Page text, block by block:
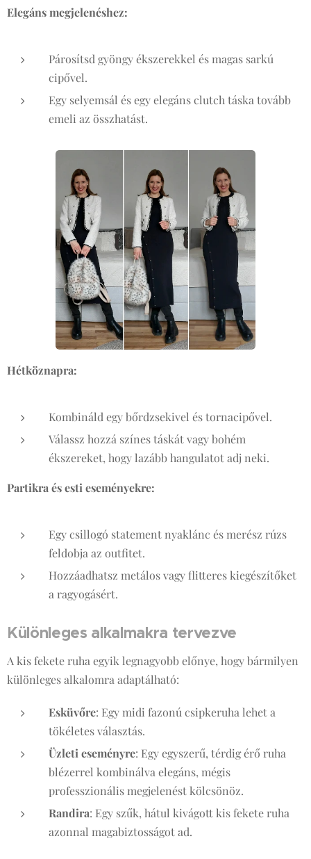
Elegáns megjelenéshez:
Párosítsd gyöngy ékszerekkel és magas sarkú
cipővel.
Egy selyemsál és egy elegáns clutch táska tovább
emeli az összhatást.
Hétköznapra:
Kombináld egy bőrdzsekivel és tornacipővel.
Válassz hozzá színes táskát vagy bohém
ékszereket, hogy lazább hangulatot adj neki.
Partikra és esti eseményekre:
Egy csillogó statement nyaklánc és merész rúzs
feldobja az outfitet.
Hozzáadhatsz metálos vagy flitteres kiegészítőket
a ragyogásért.
Különleges alkalmakra tervezve
A kis fekete ruha egyik legnagyobb előnye, hogy bármilyen
különleges alkalomra adaptálható:
Esküvőre: Egy midi fazonú csipkeruha lehet a
tökéletes választás.
Üzleti eseményre: Egy egyszerű, térdig érő ruha
blézerrel kombinálva elegáns, mégis
professzionális megjelenést kölcsönöz.
Randira: Egy szűk, hátul kivágott kis fekete ruha
azonnal magabiztosságot ad.